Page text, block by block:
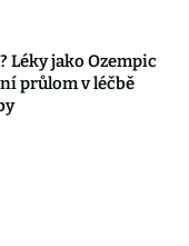
Léky jako Ozempic
průlom v léčbě